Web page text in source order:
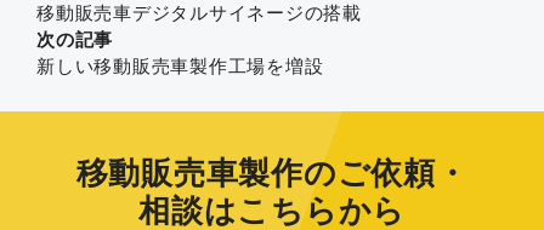
移動販売車デジタルサイネージの搭載
次の記事
新しい移動販売車製作工場を増設
移動販売車製作のご依頼・
相談はこちらから